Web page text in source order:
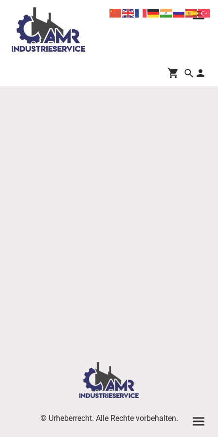
© Urheberrecht. Alle Rechte vorbehalten.